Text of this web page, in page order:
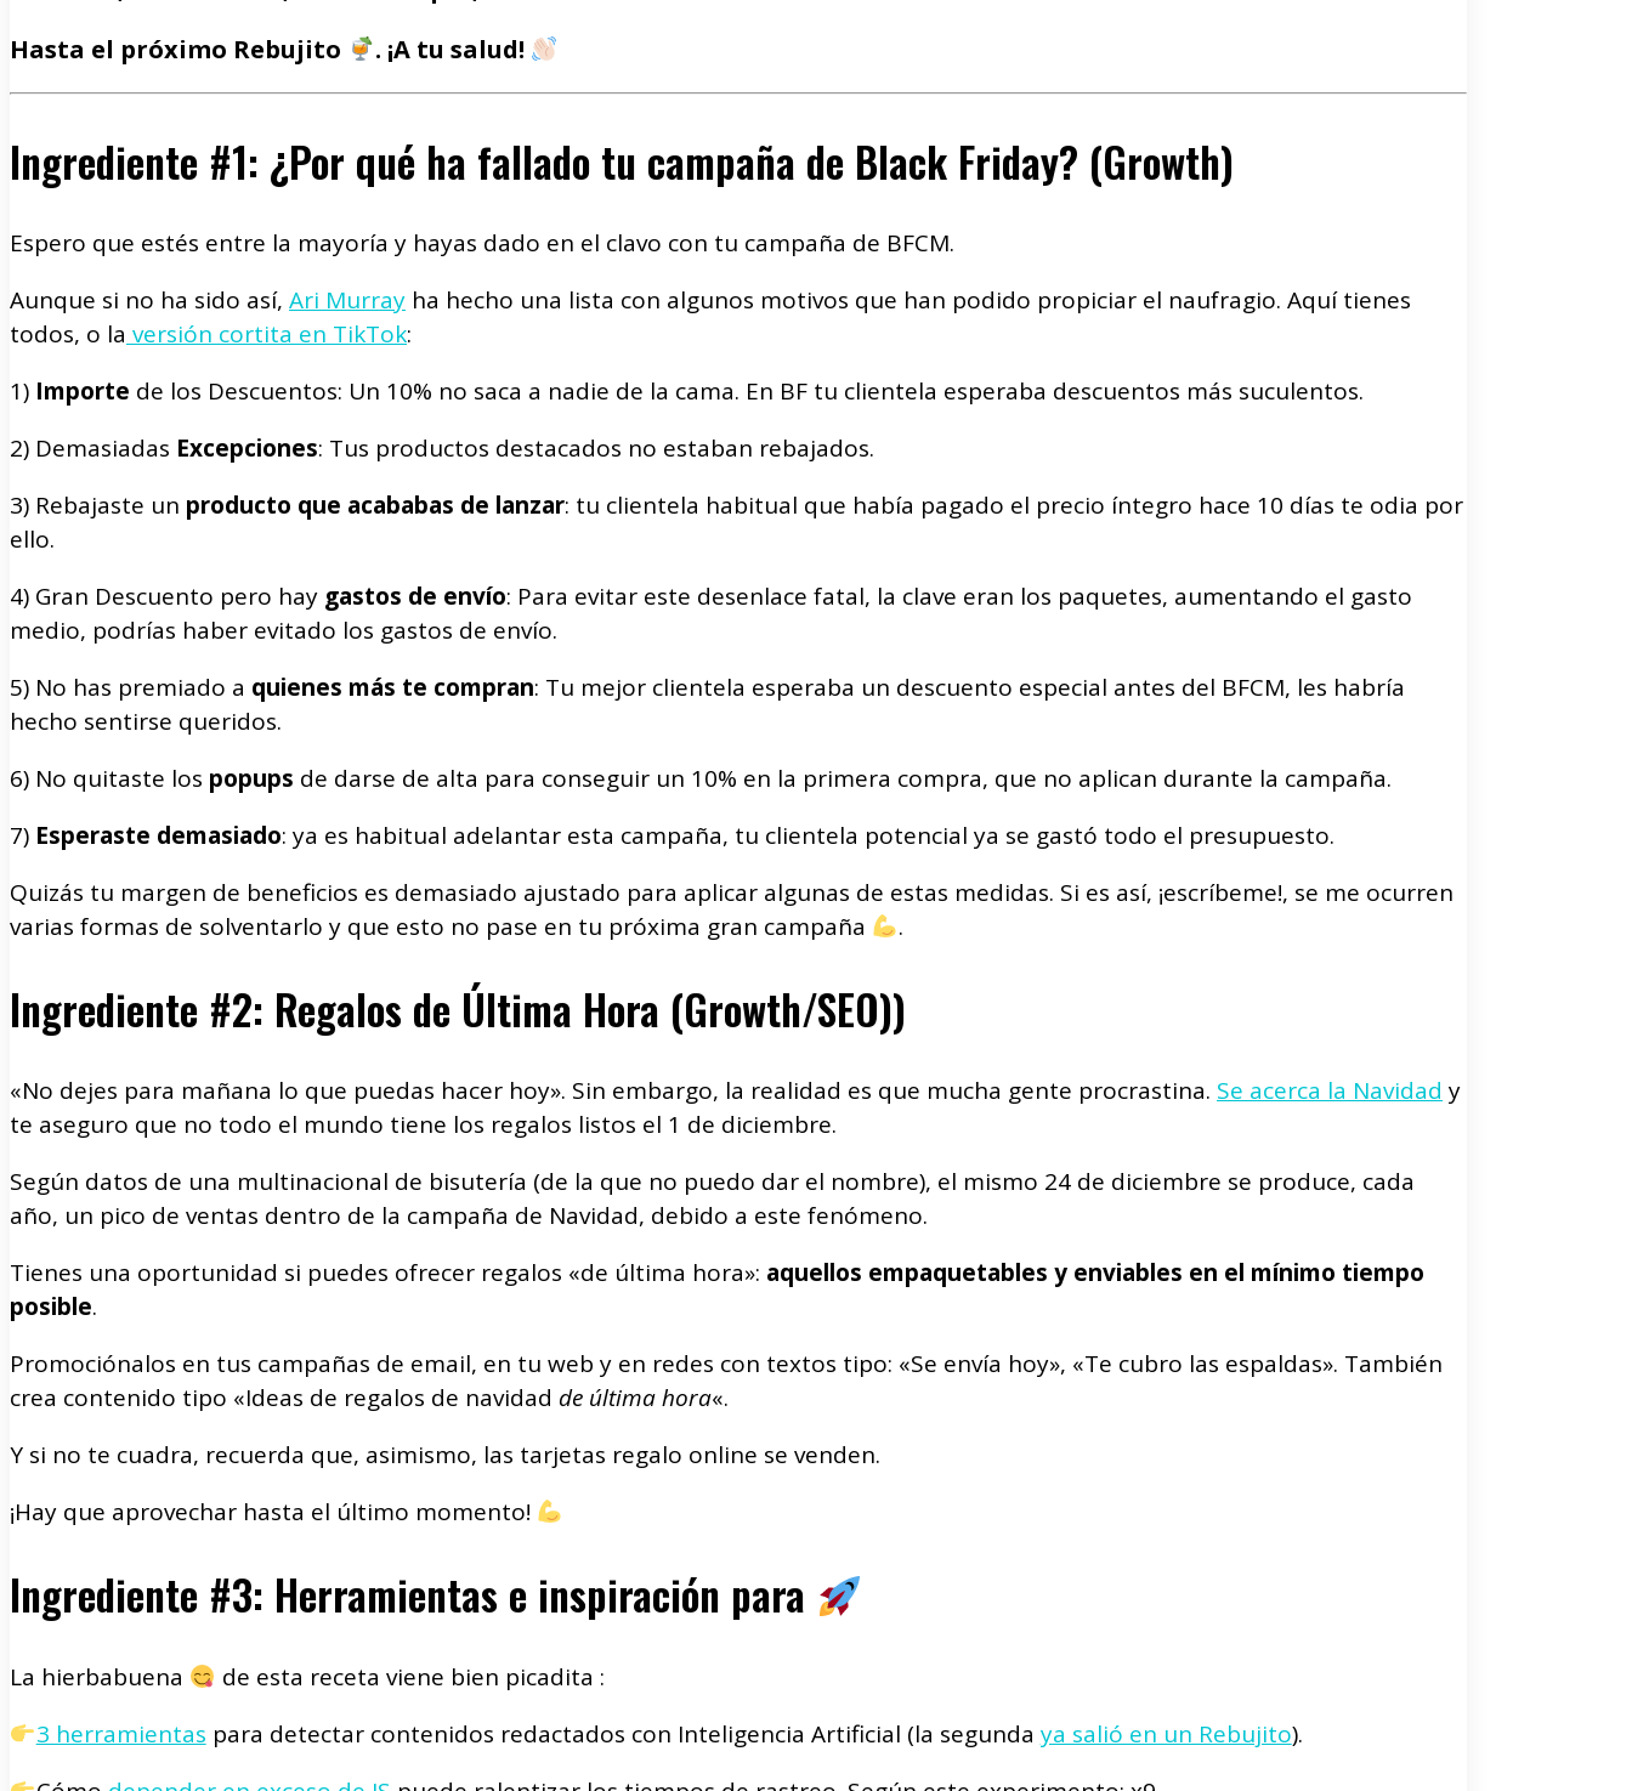
Hasta el próximo Rebujito
. ¡A tu salud!
Ingrediente #1: ¿Por qué ha fallado tu campaña de Black Friday? (Growth)
Espero que estés entre la mayoría y hayas dado en el clavo con tu campaña de BFCM.
Aunque si no ha sido así, Ari Murray ha hecho una lista con algunos motivos que han podido propiciar el naufragio. Aquí tienes
todos, o la versión cortita en TikTok:
1) Importe de los Descuentos: Un 10% no saca a nadie de la cama. En BF tu clientela esperaba descuentos más suculentos.
2) Demasiadas Excepciones: Tus productos destacados no estaban rebajados.
3) Rebajaste un producto que acababas de lanzar: tu clientela habitual que había pagado el precio íntegro hace 10 días te odia por
ello.
4) Gran Descuento pero hay gastos de envío: Para evitar este desenlace fatal, la clave eran los paquetes, aumentando el gasto
medio, podrías haber evitado los gastos de envío.
5) No has premiado a quienes más te compran: Tu mejor clientela esperaba un descuento especial antes del BFCM, les habría
hecho sentirse queridos.
6) No quitaste los popups de darse de alta para conseguir un 10% en la primera compra, que no aplican durante la campaña.
7) Esperaste demasiado: ya es habitual adelantar esta campaña, tu clientela potencial ya se gastó todo el presupuesto.
Quizás tu margen de beneficios es demasiado ajustado para aplicar algunas de estas medidas. Si es así, ¡escríbeme!, se me ocurren
varias formas de solventarlo y que esto no pase en tu próxima gran campaña
​.
Ingrediente #2: Regalos de Última Hora (Growth/SEO))
«No dejes para mañana lo que puedas hacer hoy». Sin embargo, la realidad es que mucha gente procrastina. Se acerca la Navidad y
te aseguro que no todo el mundo tiene los regalos listos el 1 de diciembre.
Según datos de una multinacional de bisutería (de la que no puedo dar el nombre), el mismo 24 de diciembre se produce, cada
año, un pico de ventas dentro de la campaña de Navidad, debido a este fenómeno.
Tienes una oportunidad si puedes ofrecer regalos «de última hora»: aquellos empaquetables y enviables en el mínimo tiempo
posible.
Promociónalos en tus campañas de email, en tu web y en redes con textos tipo: «Se envía hoy», «Te cubro las espaldas». También
crea contenido tipo «Ideas de regalos de navidad de última hora«.
Y si no te cuadra, recuerda que, asimismo, las tarjetas regalo online se venden.
¡Hay que aprovechar hasta el último momento!
Ingrediente #3: Herramientas e inspiración para
La hierbabuena
de esta receta viene bien picadita :
3 herramientas para detectar contenidos redactados con Inteligencia Artificial (la segunda ya salió en un Rebujito).